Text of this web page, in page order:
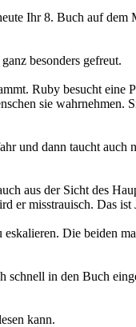
Ihr 8. Buch auf
besonders gefreut.
Ruby besucht
sie wahrnehmen.
dann taucht auch
aus der Sicht des
er misstrauisch. Das
Die beiden
in den Buch
kann.